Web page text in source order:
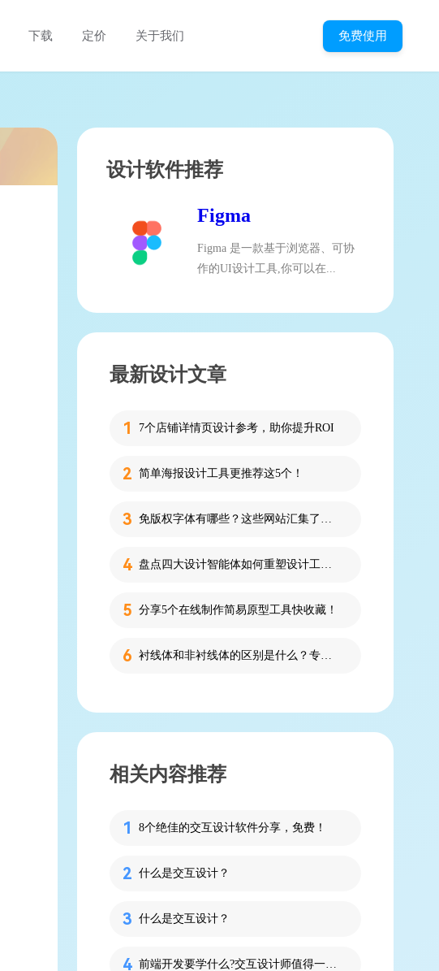
下载 定价 关于我们 免费使用
设计软件推荐
Figma
Figma 是一款基于浏览器、可协
作的UI设计工具,你可以在...
最新设计文章
7个店铺详情页设计参考，助你提升ROI
简单海报设计工具更推荐这5个！
免版权字体有哪些？这些网站汇集了近百款免版权字体！
盘点四大设计智能体如何重塑设计工作流
分享5个在线制作简易原型工具快收藏！
衬线体和非衬线体的区别是什么？专为设计新人解答！
相关内容推荐
8个绝佳的交互设计软件分享，免费！
什么是交互设计？
什么是交互设计？
前端开发要学什么?交互设计师值得一看！